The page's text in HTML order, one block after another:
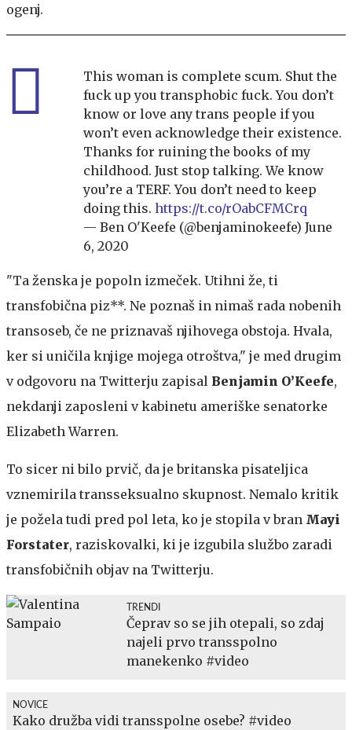
ogenj.
This woman is complete scum. Shut the
fuck up you transphobic fuck. You don’t
know or love any trans people if you
won’t even acknowledge their existence.
Thanks for ruining the books of my
childhood. Just stop talking. We know
you’re a TERF. You don’t need to keep
doing this. https://t.co/rOabCFMCrq
— Ben O'Keefe (@benjaminokeefe) June
6, 2020
"Ta ženska je popoln izmeček. Utihni že, ti
transfobična piz**. Ne poznaš in nimaš rada nobenih
transoseb, če ne priznavaš njihovega obstoja. Hvala,
ker si uničila knjige mojega otroštva," je med drugim
v odgovoru na Twitterju zapisal Benjamin O’Keefe,
nekdanji zaposleni v kabinetu ameriške senatorke
Elizabeth Warren.
To sicer ni bilo prvič, da je britanska pisateljica
vznemirila transseksualno skupnost. Nemalo kritik
je požela tudi pred pol leta, ko je stopila v bran Mayi
Forstater, raziskovalki, ki je izgubila službo zaradi
transfobičnih objav na Twitterju.
TRENDI
Čeprav so se jih otepali, so zdaj
najeli prvo transspolno
manekenko #video
NOVICE
Kako družba vidi transspolne osebe? #video